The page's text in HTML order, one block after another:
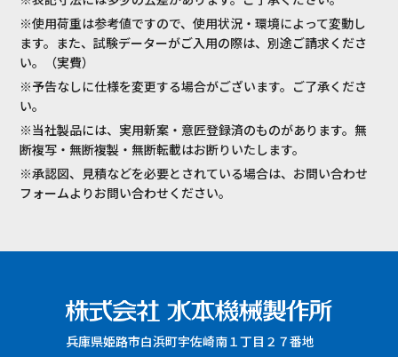
※使用荷重は参考値ですので、使用状況・環境によって変動し
ます。また、試験データーがご入用の際は、別途ご請求くださ
い。（実費）
※予告なしに仕様を変更する場合がございます。ご了承くださ
い。
※当社製品には、実用新案・意匠登録済のものがあります。無
断複写・無断複製・無断転載はお断りいたします。
※承認図、見積などを必要とされている場合は、お問い合わせ
フォームよりお問い合わせください。
兵庫県姫路市白浜町宇佐崎南１丁目２７番地